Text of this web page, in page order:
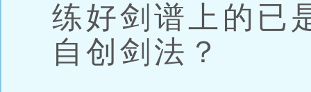
练好剑谱上的已
自创剑法？